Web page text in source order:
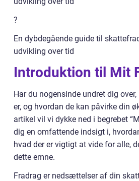
?
En dybdegående guide til
udvikling over tid
Introduktion til Mit
Har du nogensinde undret dig
er, og hvordan de kan påvirke din
artikel vil vi dykke ned i begrebet
dig en omfattende indsigt i,
hvad der er vigtigt at vide for alle,
dette emne.
Fradrag er nedsættelser af din